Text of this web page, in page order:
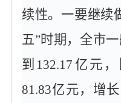
续性。一要继续
五”时期，全市
到132.17亿元
81.83亿元，增